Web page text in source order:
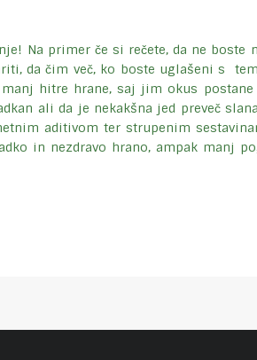
Na primer če si rečete, da ne
da čim več, ko boste uglašeni s
hitre hrane, saj jim okus postane
ali da je nekakšna jed preveč
aditivom ter strupenim
in nezdravo hrano, ampak manj